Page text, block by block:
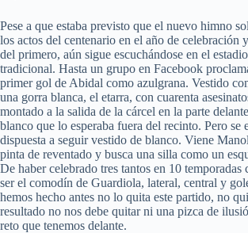
Pese a que estaba previsto que el nuevo himno
los actos del centenario en el año de celebración
del primero, aún sigue escuchándose en el
tradicional. Hasta un grupo en Facebook
primer gol de Abidal como azulgrana. Vestido
una gorra blanca, el etarra, con cuarenta
montado a la salida de la cárcel en la parte
blanco que lo esperaba fuera del recinto. Pero se
dispuesta a seguir vestido de blanco. Viene
pinta de reventado y busca una silla como un
De haber celebrado tres tantos en 10 temporadas
ser el comodín de Guardiola, lateral, central y
hemos hecho antes no lo quita este partido, no
resultado no nos debe quitar ni una pizca de
reto que tenemos delante.